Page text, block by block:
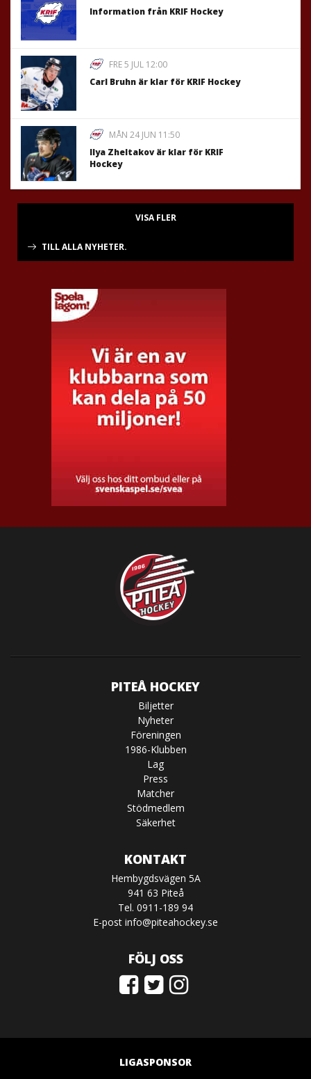
Information från KRIF Hockey
FRE 5 JUL 12:00
Carl Bruhn är klar för KRIF Hockey
MÅN 24 JUN 11:50
Ilya Zheltakov är klar för KRIF
Hockey
VISA FLER
TILL ALLA NYHETER.
PITEÅ HOCKEY
Biljetter
Nyheter
Föreningen
1986-Klubben
Lag
Press
Matcher
Stödmedlem
Säkerhet
KONTAKT
Hembygdsvägen 5A
941 63 Piteå
Tel. 0911-189 94
E-post info@piteahockey.se
FÖLJ OSS
LIGASPONSOR